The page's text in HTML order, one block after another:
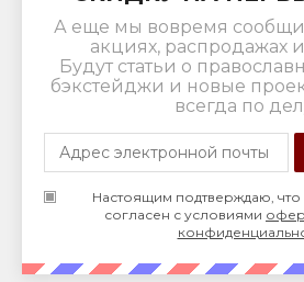
А еще мы вовремя
акциях, распродажах
Будут статьи о
бэкстейджи и новые
всегда по
Настоящим подтверждаю,
согласен с условиями